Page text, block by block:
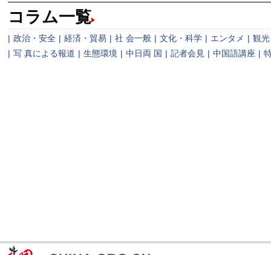
コラム一覧
| 政治・安全 | 経済・貿易 | 社 会一般 | 文化・科学 | エンタメ | 観光
| 写 真による報道 | 生態環境 | 中日両 国 | 記者会見 | 中国語講座 |